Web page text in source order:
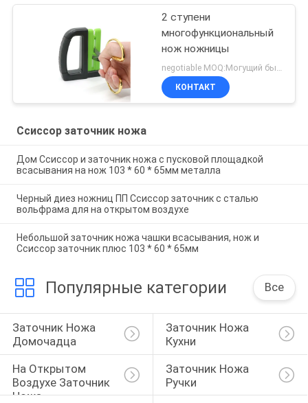
2 ступени
многофункциональный
нож ножницы
КОНТАКТ
Ссиссор заточник ножа
Дом Ссиссор и заточник ножа с пусковой площадкой
всасывания на нож 103 * 60 * 65мм металла
Черный диез ножниц ПП Ссиссор заточник с сталью
вольфрама для на открытом воздухе
Небольшой заточник ножа чашки всасывания, нож и
Ссиссор заточник плюс 103 * 60 * 65мм
Популярные категории Все
Заточник Ножа
Домочадца
Заточник Ножа
Кухни
На Открытом
Воздухе Заточник
Ножа
Заточник Ножа
Ручки